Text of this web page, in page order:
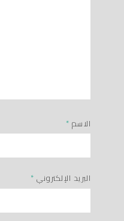
الاسم *
البريد الإلكتروني *